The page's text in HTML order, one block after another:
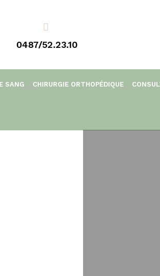
0487/52.23.10
SANG CHIRURGIE ORTHOPÉDIQUE